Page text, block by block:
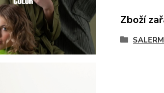
Zboží